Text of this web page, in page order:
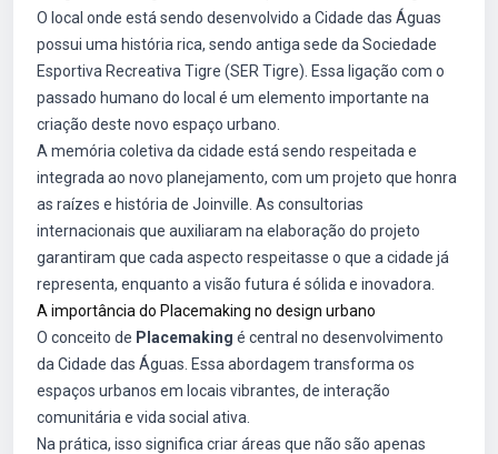
O local onde está sendo desenvolvido a Cidade das Águas
possui uma história rica, sendo antiga sede da Sociedade
Esportiva Recreativa Tigre (SER Tigre). Essa ligação com o
passado humano do local é um elemento importante na
criação deste novo espaço urbano.
A memória coletiva da cidade está sendo respeitada e
integrada ao novo planejamento, com um projeto que honra
as raízes e história de Joinville. As consultorias
internacionais que auxiliaram na elaboração do projeto
garantiram que cada aspecto respeitasse o que a cidade já
representa, enquanto a visão futura é sólida e inovadora.
A importância do Placemaking no design urbano
O conceito de Placemaking é central no desenvolvimento
da Cidade das Águas. Essa abordagem transforma os
espaços urbanos em locais vibrantes, de interação
comunitária e vida social ativa.
Na prática, isso significa criar áreas que não são apenas